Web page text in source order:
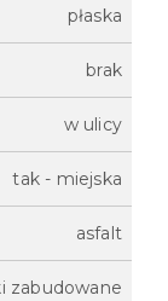
płaska
brak
w ulicy
tak - miejska
asfalt
zabudowane